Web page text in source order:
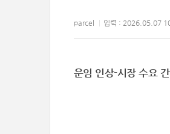
parcel 입력 : 2026.05.07
운임 인상-시장 수요